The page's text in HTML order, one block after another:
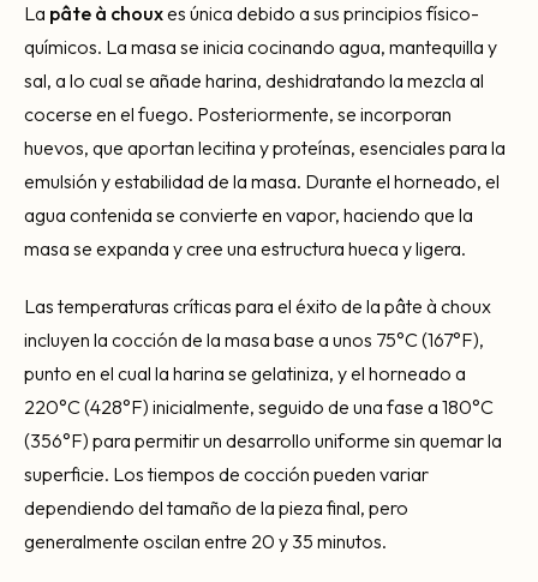
La pâte à chouxes única debido a sus principios físico-
químicos. La masa se inicia cocinando agua, mantequilla y
sal, a lo cual se añade harina, deshidratando la mezcla al
cocerse en el fuego. Posteriormente, se incorporan
huevos, que aportan lecitina y proteínas, esenciales para la
emulsión y estabilidad de la masa. Durante el horneado, el
agua contenida se convierte en vapor, haciendo que la
masa se expanda y cree una estructura hueca y ligera.
Las temperaturas críticas para el éxito de la pâte à choux
incluyen la cocción de la masa base a unos 75°C (167°F),
punto en el cual la harina se gelatiniza, y el horneado a
220°C (428°F) inicialmente, seguido de una fase a 180°C
(356°F) para permitir un desarrollo uniforme sin quemar la
superficie. Los tiempos de cocción pueden variar
dependiendo del tamaño de la pieza final, pero
generalmente oscilan entre 20 y 35 minutos.